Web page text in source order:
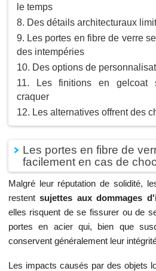
le temps
Des détails architecturaux
Les portes en fibre de verre
des intempéries
Des options de
Les finitions en gelcoat
craquer
Les alternatives offrent des
Les portes en fibre de
facilement en cas de choc
Malgré leur réputation de solidité,
restentsujettes aux dommages
elles risquent de se fissurer ou de
portes en acier qui, bien que
conservent généralement leur
Les impacts causés par des objets